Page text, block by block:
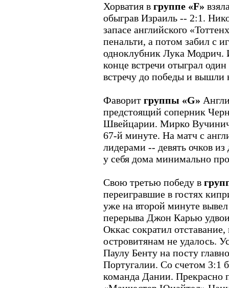
Хорватия в группе «F»
обыграв Израиль -- 2:1.
запасе английского
пенальти, а потом забил с
одноклубник Лука Модрич.
конце встречи отыграл
встречу до победы и вышли
Фаворит группы «G»
предстоящий соперник
Швейцарии. Мирко Вучинич
67-й минуте. На матч с
лидерами -- девять очков
у себя дома минимально
Свою третью победу в
переигравшие в гостях
уже на второй минуте вывел
перерыва Джон Карью
Оккас сократил
островитянам не удалось.
Паулу Бенту на посту
Португалии. Со счетом 3:1
команда Дании. Прекрасно